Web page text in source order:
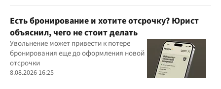
Есть бронирование и хотите отсрочку? Юрист
объяснил, чего не стоит делать
Увольнение может привести к потере
бронирования еще до оформления новой
отсрочки
8.08.2026 16:25